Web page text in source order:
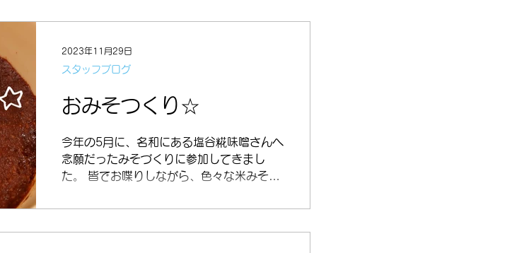
おみそつくり☆
今年の5月に、名和にある塩谷糀味噌さんへ
念願だったみそづくりに参加してきまし
た。 皆でお喋りしながら、色々な米みその
自分好みの組み合わせでおみそを作りまし
スタッフブログ
2023年11月29日